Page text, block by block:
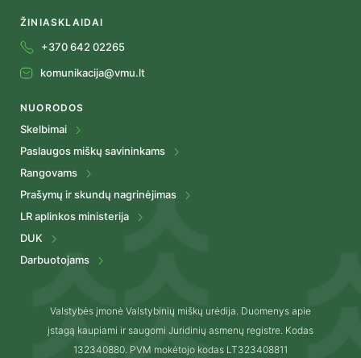
ŽINIASKLAIDAI
+370 642 02265
komunikacija@vmu.lt
NUORODOS
Skelbimai
Paslaugos miškų savininkams
Rangovams
Prašymų ir skundų nagrinėjimas
LR aplinkos ministerija
DUK
Darbuotojams
Valstybės įmonė Valstybinių miškų urėdija. Duomenys apie
įstagą kaupiami ir saugomi Juridinių asmenų registre. Kodas
132340880. PVM mokėtojo kodas LT323408811